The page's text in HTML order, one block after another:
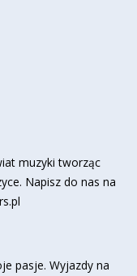
muzyki tworząc
Napisz do nas na
pasje. Wyjazdy na